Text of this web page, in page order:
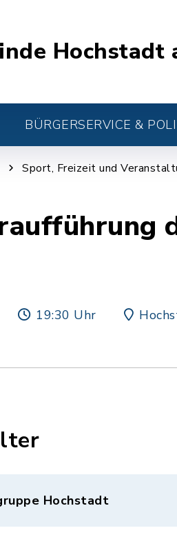
Hochstadt
BÜRGERSERVICE &
Sport, Freizeit und
19:30 Uhr
Hochstadt